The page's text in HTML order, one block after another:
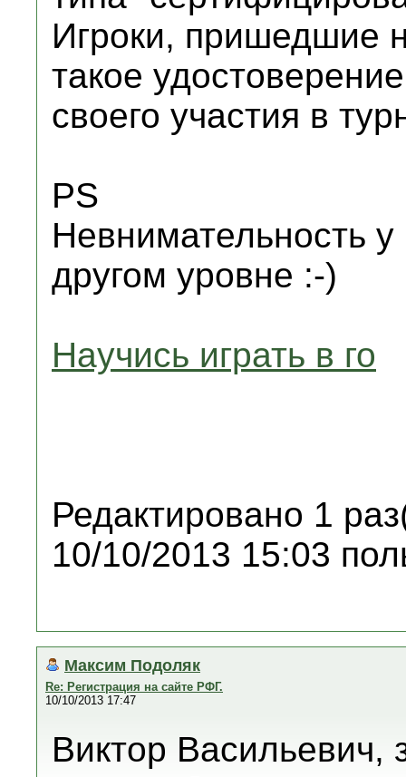
Игроки, пришедшие
такое
своего участия в
PS
Невнимательность у
другом уровне :-)
Научись играть в го
Редактировано 1
10/10/2013 15:03
Максим Подоляк
Re: Регистрация на сайте РФГ.
10/10/2013 17:47
Виктор Васильевич,